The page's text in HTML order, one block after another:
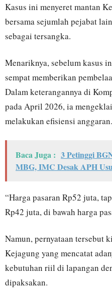
Kasus ini menyeret mantan
bersama sejumlah pejabat
sebagai tersangka.
Menariknya, sebelum kasus
sempat memberikan
Dalam keterangannya di
pada April 2026, ia
melakukan efisiensi anggaran.
Baca Juga : 3 Petinggi
MBG, IMC Desak APH
“Harga pasaran Rp52 juta,
Rp42 juta, di bawah harga
Namun, pernyataan tersebut
Kejagung yang mencatat
kebutuhan riil di lapangan
dipaksakan.